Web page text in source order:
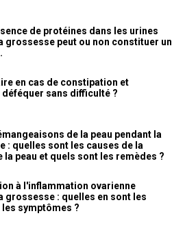
de protéines dans les urines
grossesse peut ou non constituer un
en cas de constipation et
sans difficulté ?
de la peau pendant la
: quelles sont les causes de la
la peau et quels sont les remèdes ?
à l'inflammation ovarienne
grossesse : quelles en sont les
les symptômes ?